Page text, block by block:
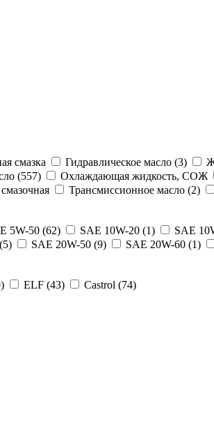
смазка Гидравлическое масло (3)
(557) Охлаждающая жидкость, СОЖ
Трансмиссионное масло (2)
5W-50 (62) SAE 10W-20 (1) SAE
SAE 20W-50 (9) SAE 20W-60 (1)
ELF (43) Castrol (74)